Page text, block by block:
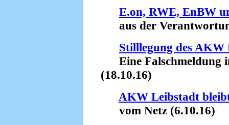
E.on, RWE, EnBW
aus der
Stilllegung des AKW
Eine Falschmeldung
(18.10.16)
AKW Leibstadt
vom Netz (6.10.16)